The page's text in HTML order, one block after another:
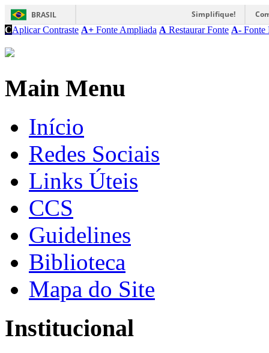
BRASIL Simplifique!
CAplicar Contraste A+ Fonte Ampliada A Restaurar Fonte A- Fonte
Main Menu
Início
Redes Sociais
Links Úteis
CCS
Guidelines
Biblioteca
Mapa do Site
Institucional